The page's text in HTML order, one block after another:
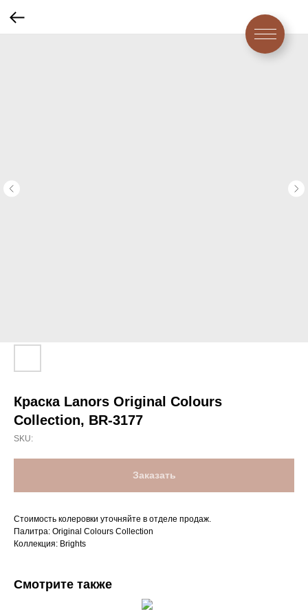
Краска Lanors Original Colours
Collection, BR-3177
SKU:
Заказать
Стоимость колеровки уточняйте в отделе продаж.
Палитра: Original Colours Collection
Коллекция: Brights
Смотрите также